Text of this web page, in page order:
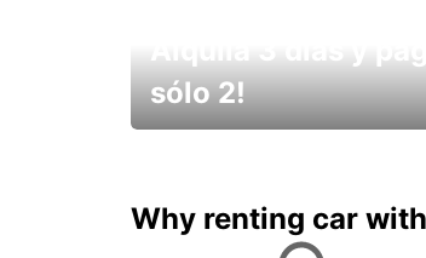
sólo 2!
Why renting car